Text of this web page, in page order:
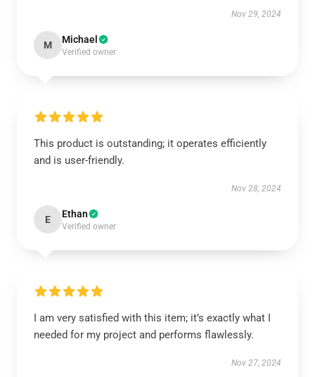
Nov 29, 2024
M Michael
Verified owner
This product is outstanding; it operates efficiently
and is user-friendly.
Nov 28, 2024
E Ethan
Verified owner
I am very satisfied with this item; it’s exactly what I
needed for my project and performs flawlessly.
Nov 27, 2024